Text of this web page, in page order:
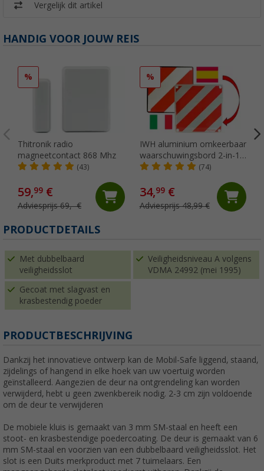
Vergelijk dit artikel
HANDIG VOOR JOUW REIS
%
Thitronik radio
magneetcontact 868 Mhz
(43)
59,99 €
Adviesprijs 69,- €
%
IWH aluminium omkeerbaar
waarschuwingsbord 2-in-1
Italië / Spanje 50 x 50 cm
(74)
34,99€
Adviesprijs 48,99 €
PRODUCTDETAILS
Met dubbelbaard
veiligheidsslot
Veiligheidsniveau A volgens
VDMA 24992 (mei 1995)
Gecoat met slagvast en
krasbestendig poeder
PRODUCTBESCHRIJVING
Dankzij het innovatieve ontwerp kan de Mobil-Safe liggend, staand,
zijdelings of hangend in elke hoek van uw voertuig worden
geïnstalleerd. Aangezien de deur na ontgrendeling kan worden
verwijderd, hebt u geen zwenkbereik nodig. 2-3 cm zijn voldoende
om de deur te verwijderen
De mobiele kluis is gemaakt van 3 mm SM-staal en heeft een
stoot- en krasbestendige poedercoating. De deur is gemaakt van 6
mm SM-staal en voorzien van een dubbelbaard veiligheidsslot. Het
slot is een Duits merkproduct met 7 tuimelaars. Een